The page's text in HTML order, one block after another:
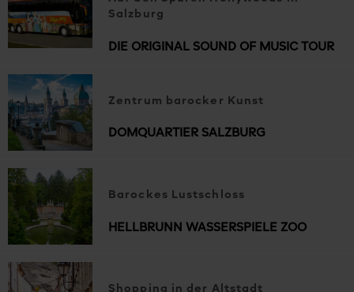
Salzburg
DIE ORIGINAL SOUND OF MUSIC TOUR
Zentrum barocker Kunst
DOMQUARTIER SALZBURG
Barockes Lustschloss
HELLBRUNN WASSERSPIELE ZOO
Shopping in der Altstadt